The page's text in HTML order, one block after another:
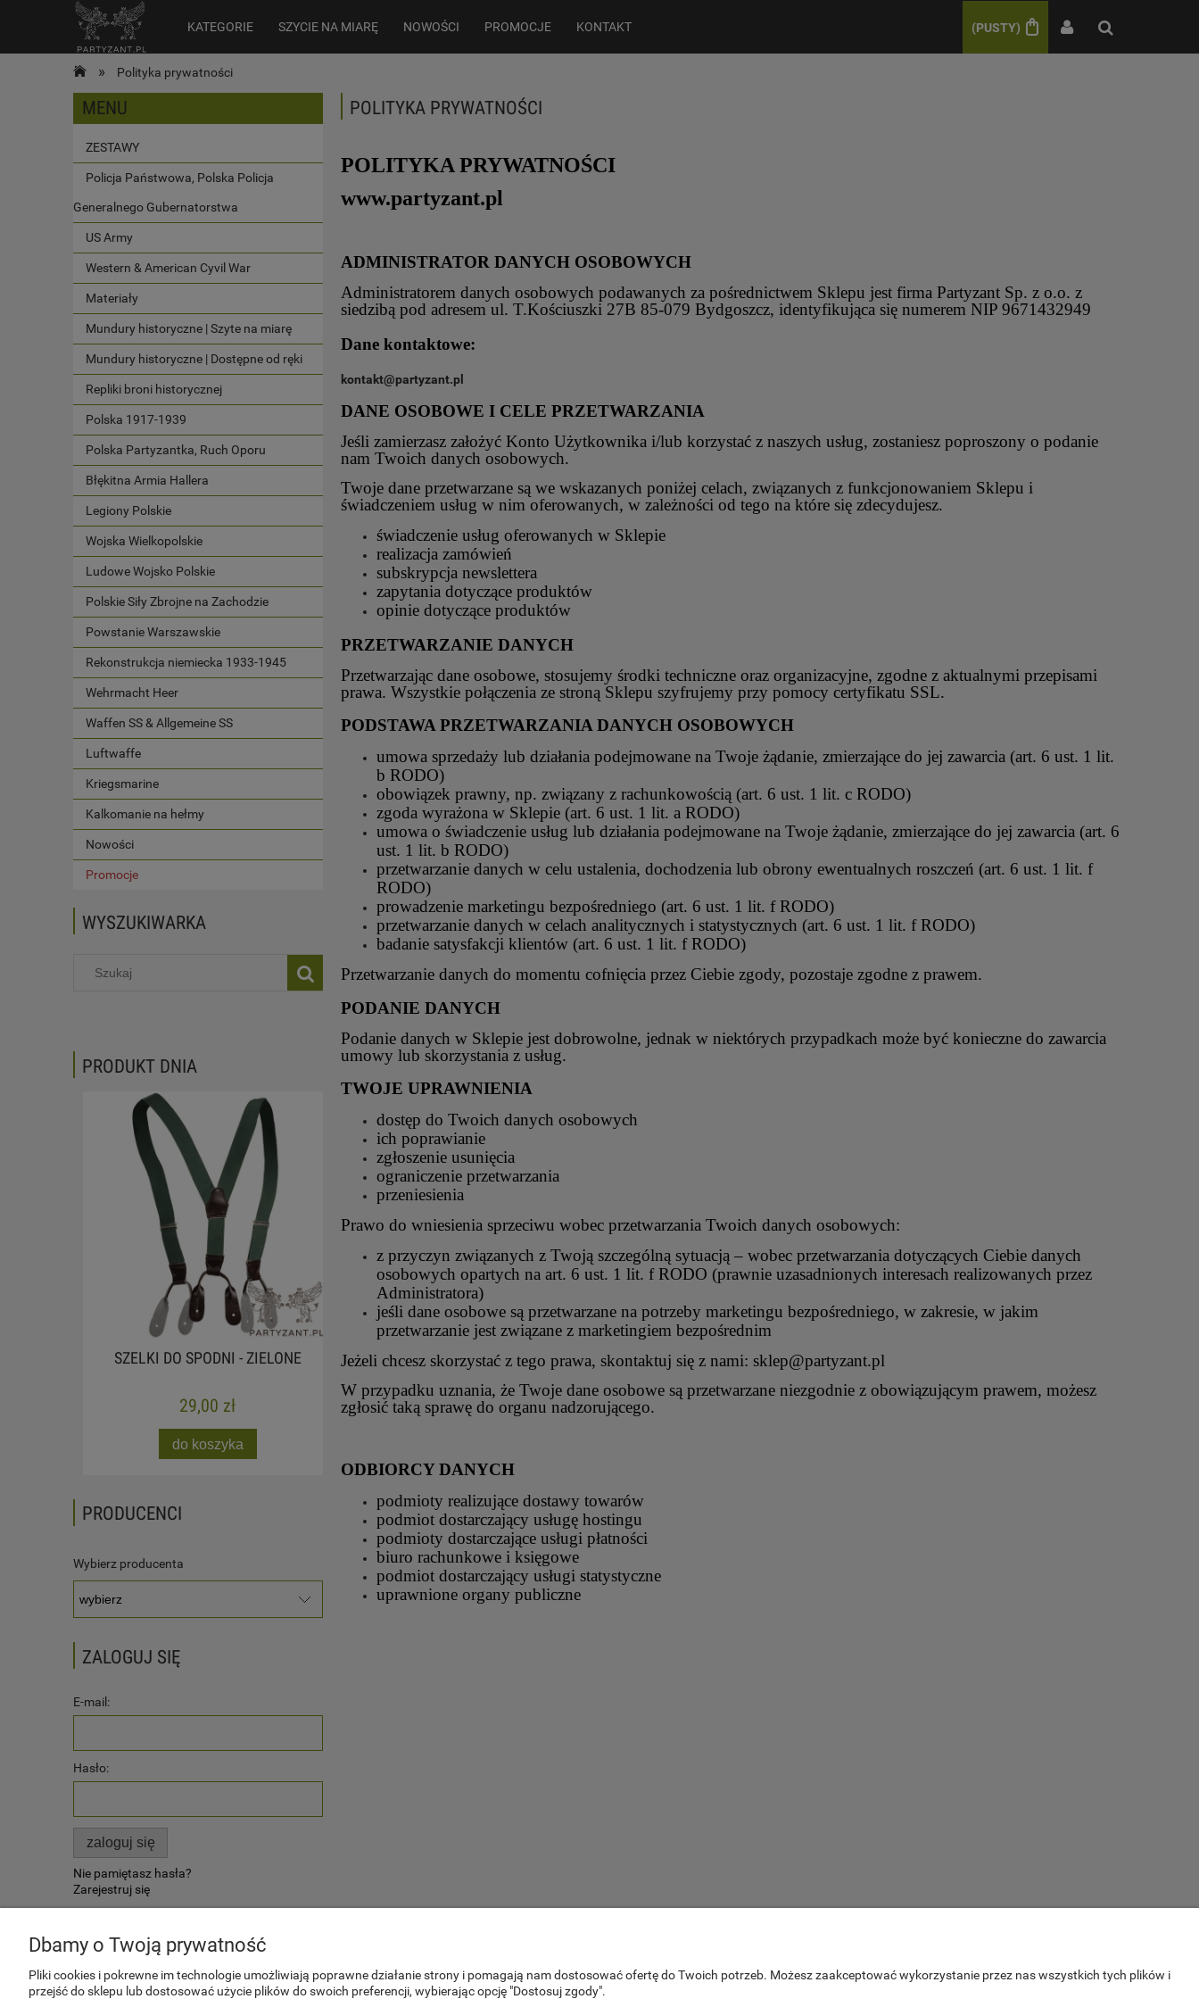
(PUSTY)
KATEGORIE SZYCIE NA MIARĘ NOWOŚCI PROMOCJE KONTAKT
» Polityka prywatności
MENU
ZESTAWY
Policja Państwowa, Polska Policja
Generalnego Gubernatorstwa
US Army
Western & American Cyvil War
Materiały
Mundury historyczne | Szyte na miarę
Mundury historyczne | Dostępne od ręki
Repliki broni historycznej
Polska 1917-1939
Polska Partyzantka, Ruch Oporu
Błękitna Armia Hallera
Legiony Polskie
Wojska Wielkopolskie
Ludowe Wojsko Polskie
Polskie Siły Zbrojne na Zachodzie
Powstanie Warszawskie
Rekonstrukcja niemiecka 1933-1945
Wehrmacht Heer
Waffen SS & Allgemeine SS
Luftwaffe
Kriegsmarine
Kalkomanie na hełmy
Nowości
Promocje
WYSZUKIWARKA
PRODUKT DNIA
SZELKI DO SPODNI - ZIELONE
29,00 zł
do koszyka
SAPERKA / ŁOPATKA PIECHOTY -
SOWIECKA
79,00 zł
PAŃSTWOWA ODZNAKA SPORTOWA
POS KLASA III ZŁOTA
MIARĘ
PRODUCENCI
Wybierz producenta
ZALOGUJ SIĘ
E-mail:
Hasło:
zaloguj się
Nie pamiętasz hasła?
Zarejestruj się
POLITYKA PRYWATNOŚCI
POLITYKA PRYWATNOŚCI
www.partyzant.pl
ADMINISTRATOR DANYCH OSOBOWYCH
Administratorem danych osobowych podawanych za pośrednictwem Sklepu jest firma Partyzant Sp. z o.o. z
siedzibą pod adresem ul. T.Kościuszki 27B 85-079 Bydgoszcz, identyfikująca się numerem NIP 9671432949
Dane kontaktowe:
kontakt@partyzant.pl
DANE OSOBOWE I CELE PRZETWARZANIA
Jeśli zamierzasz założyć Konto Użytkownika i/lub korzystać z naszych usług, zostaniesz poproszony o podanie
nam Twoich danych osobowych.
Twoje dane przetwarzane są we wskazanych poniżej celach, związanych z funkcjonowaniem Sklepu i
świadczeniem usług w nim oferowanych, w zależności od tego na które się zdecydujesz.
świadczenie usług oferowanych w Sklepie
realizacja zamówień
subskrypcja newslettera
zapytania dotyczące produktów
opinie dotyczące produktów
PRZETWARZANIE DANYCH
Przetwarzając dane osobowe, stosujemy środki techniczne oraz organizacyjne, zgodne z aktualnymi przepisami
prawa. Wszystkie połączenia ze stroną Sklepu szyfrujemy przy pomocy certyfikatu SSL.
PODSTAWA PRZETWARZANIA DANYCH OSOBOWYCH
umowa sprzedaży lub działania podejmowane na Twoje żądanie, zmierzające do jej zawarcia (art. 6 ust. 1 lit.
b RODO)
obowiązek prawny, np. związany z rachunkowością (art. 6 ust. 1 lit. c RODO)
zgoda wyrażona w Sklepie (art. 6 ust. 1 lit. a RODO)
umowa o świadczenie usług lub działania podejmowane na Twoje żądanie, zmierzające do jej zawarcia (art. 6
ust. 1 lit. b RODO)
przetwarzanie danych w celu ustalenia, dochodzenia lub obrony ewentualnych roszczeń (art. 6 ust. 1 lit. f
RODO)
prowadzenie marketingu bezpośredniego (art. 6 ust. 1 lit. f RODO)
przetwarzanie danych w celach analitycznych i statystycznych (art. 6 ust. 1 lit. f RODO)
badanie satysfakcji klientów (art. 6 ust. 1 lit. f RODO)
Przetwarzanie danych do momentu cofnięcia przez Ciebie zgody, pozostaje zgodne z prawem.
PODANIE DANYCH
Podanie danych w Sklepie jest dobrowolne, jednak w niektórych przypadkach może być konieczne do zawarcia
umowy lub skorzystania z usług.
TWOJE UPRAWNIENIA
dostęp do Twoich danych osobowych
ich poprawianie
zgłoszenie usunięcia
ograniczenie przetwarzania
przeniesienia
Prawo do wniesienia sprzeciwu wobec przetwarzania Twoich danych osobowych:
z przyczyn związanych z Twoją szczególną sytuacją – wobec przetwarzania dotyczących Ciebie danych
osobowych opartych na art. 6 ust. 1 lit. f RODO (prawnie uzasadnionych interesach realizowanych przez
Administratora)
jeśli dane osobowe są przetwarzane na potrzeby marketingu bezpośredniego, w zakresie, w jakim
przetwarzanie jest związane z marketingiem bezpośrednim
Jeżeli chcesz skorzystać z tego prawa, skontaktuj się z nami: sklep@partyzant.pl
W przypadku uznania, że Twoje dane osobowe są przetwarzane niezgodnie z obowiązującym prawem, możesz
zgłosić taką sprawę do organu nadzorującego.
ODBIORCY DANYCH
podmioty realizujące dostawy towarów
podmiot dostarczający usługę hostingu
podmioty dostarczające usługi płatności
biuro rachunkowe i księgowe
podmiot dostarczający usługi statystyczne
uprawnione organy publiczne
INFORMACJE ZAKUPY WYMIANA I ZWROT MUNDURY HISTORYCZNE
Dbamy o Twoją prywatność
Pliki cookies i pokrewne im technologie umożliwiają poprawne działanie strony i pomagają nam dostosować ofertę do Twoich potrzeb. Możesz zaakceptować wykorzystanie przez nas wszystkich tych plików i
przejść do sklepu lub dostosować użycie plików do swoich preferencji, wybierając opcję "Dostosuj zgody".